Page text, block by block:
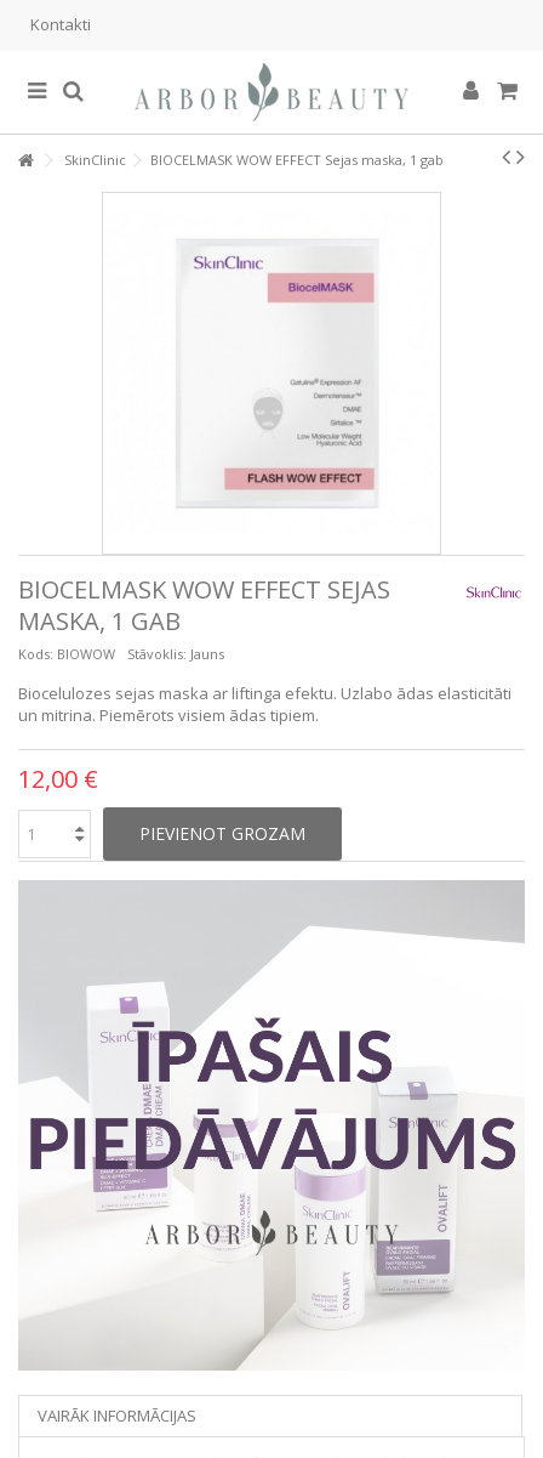
Kontakti
SkinClinic BIOCELMASK WOW EFFECT Sejas maska, 1 gab
BIOCELMASK WOW EFFECT SEJAS
MASKA, 1 GAB
Kods: BIOWOW Stāvoklis: Jauns
Biocelulozes sejas maska ar liftinga efektu. Uzlabo ādas elasticitāti
un mitrina. Piemērots visiem ādas tipiem.
12,00 €
PIEVIENOT GROZAM
VAIRĀK INFORMĀCIJAS